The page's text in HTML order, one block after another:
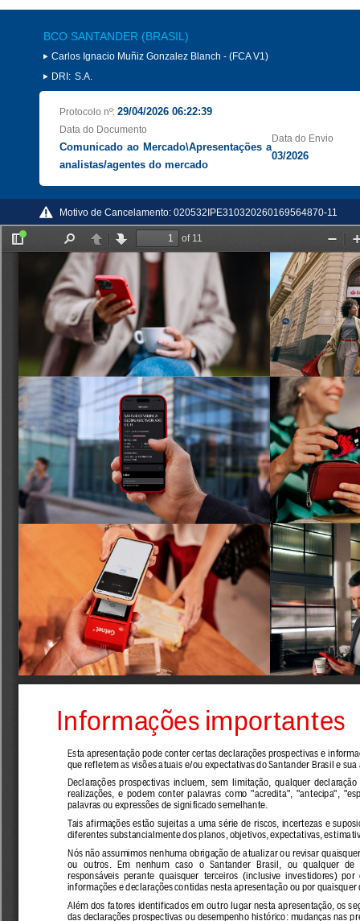
BCO SANTANDER (BRASIL)
Carlos Ignacio Muñiz Gonzalez Blanch - (FCA V1)
DRI: S.A.
Protocolo nº: 29/04/2026 06:22:39
Data do Documento
Comunicado ao Mercado\Apresentações a
analistas/agentes do mercado
Data do Envio
03/2026
Motivo de Cancelamento: 020532IPE310320260169564870-11